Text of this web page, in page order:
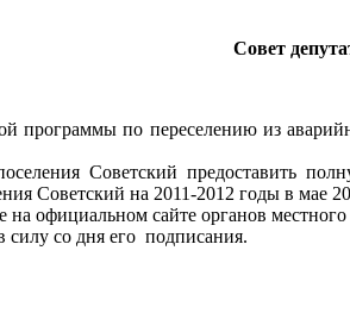
Совет
программы по переселению из
Советский предоставить
Советский на 2011-2012 годы в мае
на официальном сайте органов
силу со дня его подписания.